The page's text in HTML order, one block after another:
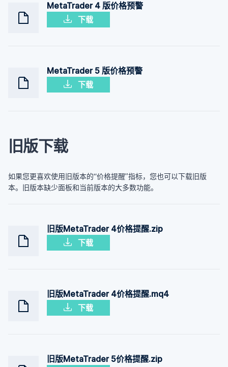
MetaTrader 4 版价格预警
下载
MetaTrader 5 版价格预警
下载
旧版下载
如果您更喜欢使用旧版本的“价格提醒”指标，您也可以下载旧版
本。旧版本缺少面板和当前版本的大多数功能。
旧版MetaTrader 4价格提醒.zip
下载
旧版MetaTrader 4价格提醒.mq4
下载
旧版MetaTrader 5价格提醒.zip